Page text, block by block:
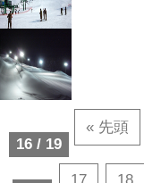
16 / 19
« 先頭
17
18